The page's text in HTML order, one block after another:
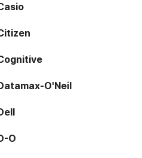
O'Neil
O